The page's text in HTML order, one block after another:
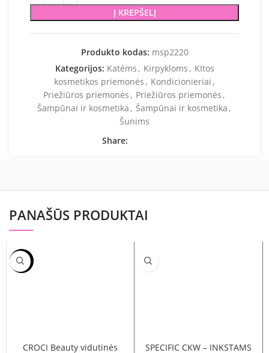
Į KREPŠELĮ
Produkto kodas: msp2220
Kategorijos: Katėms , Kirpykloms , KItos
kosmetikos priemonės , Kondicionieriai ,
Priežiūros priemonės , Priežiūros priemonės ,
Šampūnai ir kosmetika , Šampūnai ir kosmetika ,
Šunims
Share:
PANAŠŪS PRODUKTAI
-34%
CROCI Beauty vidutinės
SPECIFIC CKW – INKSTAMS